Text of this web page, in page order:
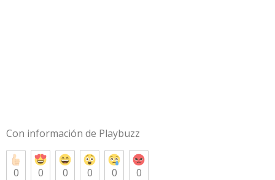
Con información de Playbuzz
0 0 0 0 0 0